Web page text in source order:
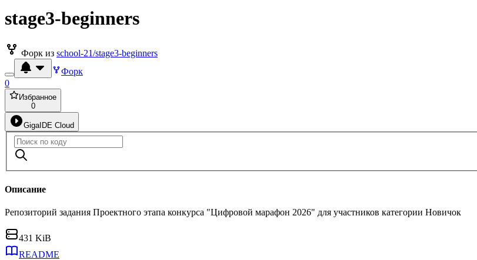
stage3-beginners
Форк из school-21/stage3-beginners
Форк
0
Избранное
0
GigaIDE Cloud
Описание
Репозиторий задания Проектного этапа конкурса "Цифровой марафон 2026" для участников категории Новичок
431 KiB
README